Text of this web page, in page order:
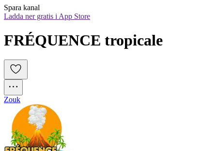
Spara kanal
Ladda ner gratis i App Store
FRÉQUENCE tropicale
Zouk